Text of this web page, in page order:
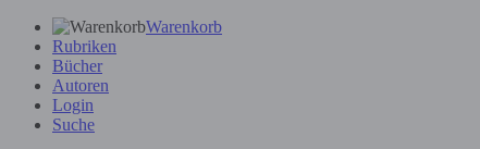
Warenkorb
Rubriken
Bücher
Autoren
Login
Suche